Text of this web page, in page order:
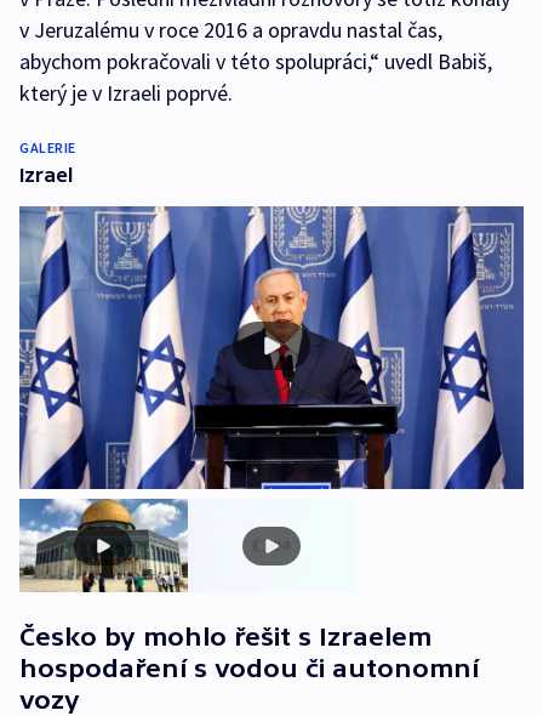
v Jeruzalému v roce 2016 a opravdu nastal čas,
abychom pokračovali v této spolupráci,“ uvedl Babiš,
který je v Izraeli poprvé.
GALERIE
Izrael
Česko by mohlo řešit s Izraelem
hospodaření s vodou či autonomní
vozy